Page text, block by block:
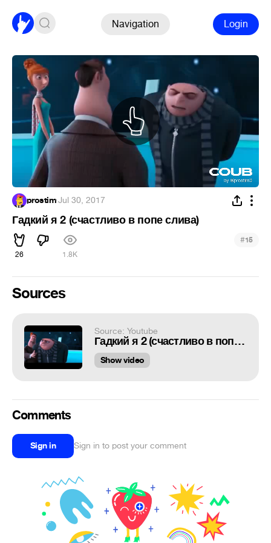
Navigation Login
prostim·Jul 30, 2017
Гадкий я 2 (счастливо в попе слива)
26 1.8K
#15
Sources
Source: Youtube
Гадкий я 2 (счастливо в попе слива)
Show video
Comments
Sign in Sign in to post your comment